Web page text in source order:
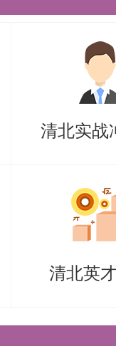
没方法，难
考研学子量
暑期突破营
年营和清北
各主干院系
清北实战
清北英